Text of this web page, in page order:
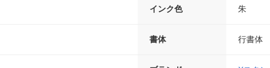
インク色 朱
書体 行書体